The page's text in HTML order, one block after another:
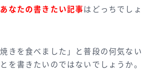
あなたの書きたい記事はどっちでしょ
焼きを食べました」と普段の何気ない
を書きたいのではないでしょうか。